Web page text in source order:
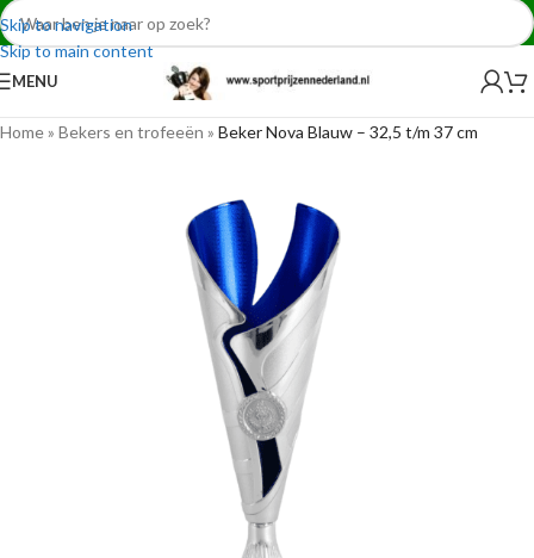
Skip to navigation
Skip to main content
MENU
Home» Bekers en trofeeën » Beker Nova Blauw – 32,5 t/m 37 cm